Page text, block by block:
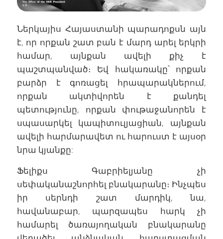
Ներկայիս Հայաստանի պարադոքսն այն
է, որ որքան շատ բան է մարդ արել երկրի
համար, այնքան ավելի քիչ է
պաշտպանված։ Եվ հակառակը՝ որքան
բարձր է գոռացել հրապարակներում,
որքան ակտիվորեն է քանդել
պետությունը, որքան փութաջանորեն է
սպասարկել կապիտուլյացիան, այնքան
ավելի հարմարավետ ու հարուստ է այսօր
նրա կյանքը:
Ֆելիքս Գաբրիելյանը չի
սեփականաշնորհել բնակարանը։ Ինչպես
իր սերնդի շատ մարդիկ, նա,
հավանաբար, պարզապես հարկ չի
համարել ծառայողական բնակարանը